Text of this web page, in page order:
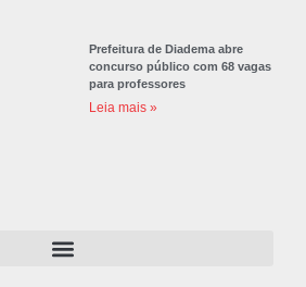
Prefeitura de Diadema abre
concurso público com 68 vagas
para professores
Leia mais »